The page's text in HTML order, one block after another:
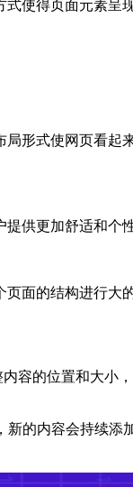
使得页面元素呈
形式使网页看起
供更加舒适和个
面的结构进行大的
容的位置和大小
的内容会持续添